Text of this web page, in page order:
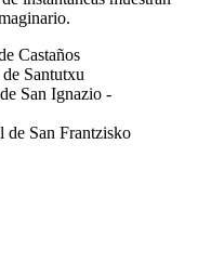
Castaños
Santutxu
San Ignazio -
de San Frantzisko